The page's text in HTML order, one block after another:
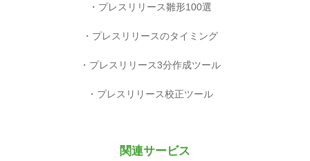
プレスリリース雛形100選
プレスリリースのタイミング
プレスリリース3分作成ツール
プレスリリース校正ツール
関連サービス